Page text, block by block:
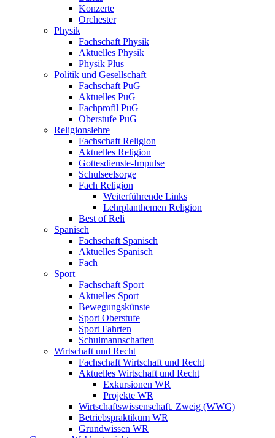
Konzerte
Orchester
Physik
Fachschaft Physik
Aktuelles Physik
Physik Plus
Politik und Gesellschaft
Fachschaft PuG
Aktuelles PuG
Fachprofil PuG
Oberstufe PuG
Religionslehre
Fachschaft Religion
Aktuelles Religion
Gottesdienste-Impulse
Schulseelsorge
Fach Religion
Weiterführende Links
Lehrplanthemen Religion
Best of Reli
Spanisch
Fachschaft Spanisch
Aktuelles Spanisch
Fach
Sport
Fachschaft Sport
Aktuelles Sport
Bewegungskünste
Sport Oberstufe
Sport Fahrten
Schulmannschaften
Wirtschaft und Recht
Fachschaft Wirtschaft und Recht
Aktuelles Wirtschaft und Recht
Exkursionen WR
Projekte WR
Wirtschaftswissenschaft. Zweig (WWG)
Betriebspraktikum WR
Grundwissen WR